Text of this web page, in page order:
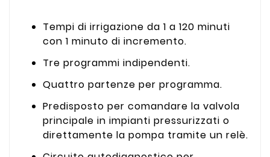
Tempi di irrigazione da 1 a 120 minuti
con 1 minuto di incremento.
Tre programmi indipendenti.
Quattro partenze per programma.
Predisposto per comandare la valvola
principale in impianti pressurizzati o
direttamente la pompa tramite un relè.